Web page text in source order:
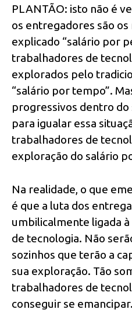
PLANTÃO: isto não é
os entregadores são
explicado “salário por
trabalhadores de
explorados pelo
“salário por tempo”.
progressivos dentro
para igualar essa
trabalhadores de
exploração do salário
Na realidade, o que
é que a luta dos
umbilicalmente ligada
de tecnologia. Não
sozinhos que terão a
sua exploração. Tão
trabalhadores de
conseguir se